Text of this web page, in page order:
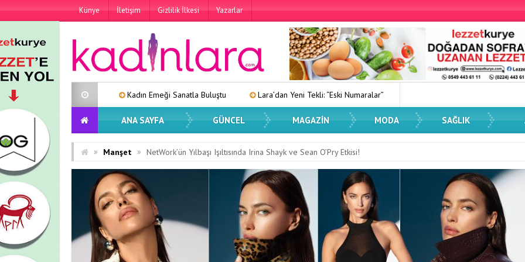
Künye İletişim Gizlilik İlkesi Yazarlar
Kadın Emeği Sanatla Buluştu Lara’dan Yeni Tekli: “Eski Numaralar” Kadın Dostu Kentler Eğitimi Düzenlendi
ANA SAYFA GÜNCEL MAGAZIN MODA SAĞLIK
» Manşet » NetWork’ün Yılbaşı Işıltısında Irina Shayk ve Sean O’Pry Etkisi!